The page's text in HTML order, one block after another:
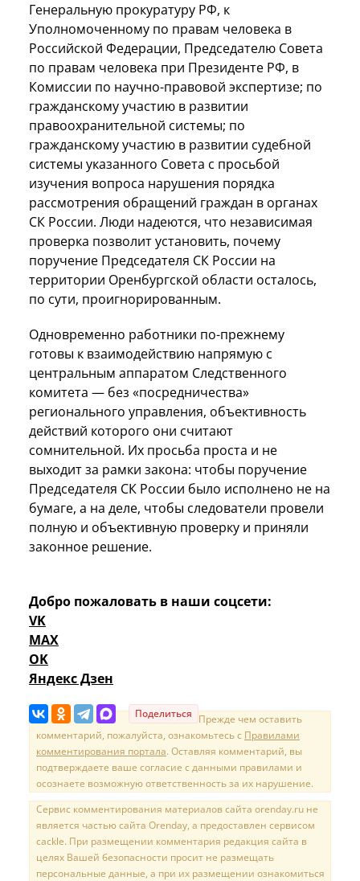
Генеральную прокуратуру РФ, к
Уполномоченному по правам человека в
Российской Федерации, Председателю Совета
по правам человека при Президенте РФ, в
Комиссии по научно-правовой экспертизе; по
гражданскому участию в развитии
правоохранительной системы; по
гражданскому участию в развитии судебной
системы указанного Совета с просьбой
изучения вопроса нарушения порядка
рассмотрения обращений граждан в органах
СК России. Люди надеются, что независимая
проверка позволит установить, почему
поручение Председателя СК России на
территории Оренбургской области осталось,
по сути, проигнорированным.
Одновременно работники по-прежнему
готовы к взаимодействию напрямую с
центральным аппаратом Следственного
комитета — без «посредничества»
регионального управления, объективность
действий которого они считают
сомнительной. Их просьба проста и не
выходит за рамки закона: чтобы поручение
Председателя СК России было исполнено не на
бумаге, а на деле, чтобы следователи провели
полную и объективную проверку и приняли
законное решение.
Добро пожаловать в наши соцсети:
VK
MAX
OK
Яндекс Дзен
Поделиться Прежде чем оставить
комментарий, пожалуйста, ознакомьтесь с Правилами
комментирования портала. Оставляя комментарий, вы
подтверждаете ваше согласие с данными правилами и
осознаете возможную ответственность за их нарушение.
Сервис комментирования материалов сайта orenday.ru не
является частью сайта Orenday, а предоставлен сервисом
cackle. При размещении комментария редакция сайта в
целях Вашей безопасности просит не размещать
персональные данные, а при их размещении ознакомиться